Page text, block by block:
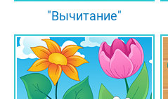
"Вычитание"